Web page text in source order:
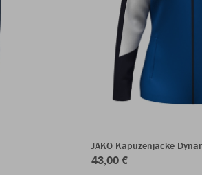
JAKO Kapuzenjacke
43,00 €